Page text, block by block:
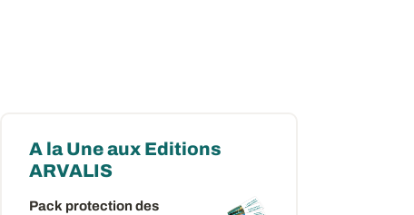
A la Une aux Editions
ARVALIS
Pack protection des